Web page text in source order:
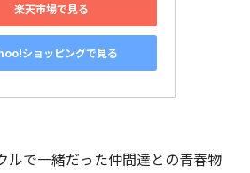
楽天市場で見る
ショッピングで見る
ルで一緒だった仲間達との青春物